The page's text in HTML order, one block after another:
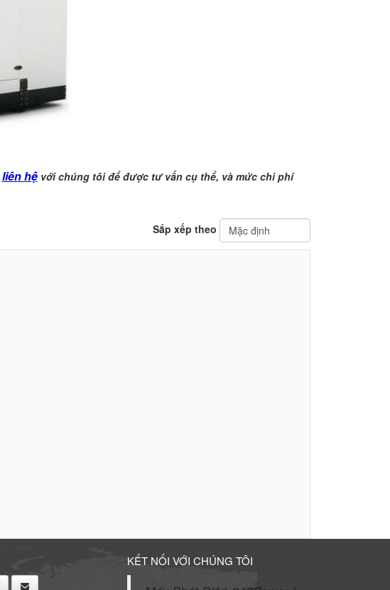
liên hệ với chúng tôi để được tư vấn cụ thể, và mức chi phí
Sắp xếp theo
KẾT NỐI VỚI CHÚNG TÔI